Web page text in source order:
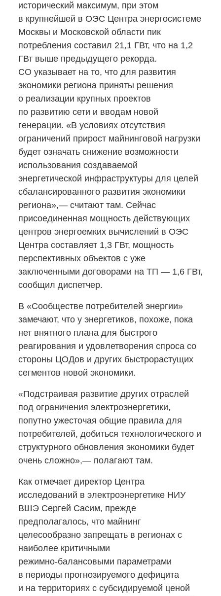
исторический максимум, при этом
в крупнейшей в ОЭС Центра энергосистеме
Москвы и Московской области пик
потребления составил 21,1 ГВт, что на 1,2
ГВт выше предыдущего рекорда.
СО указывает на то, что для развития
экономики региона приняты решения
о реализации крупных проектов
по развитию сети и вводам новой
генерации. «В условиях отсутствия
ограничений прирост майнинговой нагрузки
будет означать снижение возможности
использования создаваемой
энергетической инфраструктуры для целей
сбалансированного развития экономики
региона»,— считают там. Сейчас
присоединенная мощность действующих
центров энергоемких вычислений в ОЭС
Центра составляет 1,3 ГВт, мощность
перспективных объектов с уже
заключенными договорами на ТП — 1,6 ГВт,
сообщил диспетчер.
В «Сообществе потребителей энергии»
замечают, что у энергетиков, похоже, пока
нет внятного плана для быстрого
реагирования и удовлетворения спроса со
стороны ЦОДов и других быстрорастущих
сегментов новой экономики.
«Подстраивая развитие других отраслей
под ограничения электроэнергетики,
попутно ужесточая общие правила для
потребителей, добиться технологического и
структурного обновления экономики будет
очень сложно»,— полагают там.
Как отмечает директор Центра
исследований в электроэнергетике НИУ
ВШЭ Сергей Сасим, прежде
предполагалось, что майнинг
целесообразно запрещать в регионах с
наиболее критичными
режимно-балансовыми параметрами
в периоды прогнозируемого дефицита
и на территориях с субсидируемой ценой